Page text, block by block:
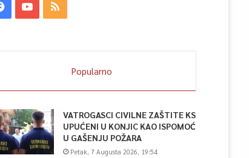
Popularno
VATROGASCI CIVILNE ZAŠTITE KS
UPUĆENI U KONJIC KAO ISPOMOĆ
U GAŠENJU POŽARA
Petak, 7 Augusta 2026, 19:54